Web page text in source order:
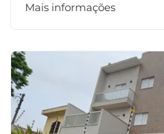
Mais informações